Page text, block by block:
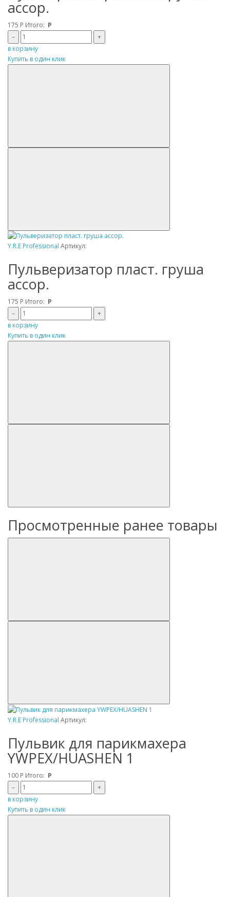
ассор.
175 Р Итого: Р
–
+
в корзину
Купить в один клик
Y.R.E Professional Артикул:
Пульверизатор пласт. груша
ассор.
175 Р Итого: Р
–
+
в корзину
Купить в один клик
Просмотренные ранее товары
Y.R.E Professional Артикул:
Пульвик для парикмахера
YWPEX/HUASHEN 1
100 Р Итого: Р
–
+
в корзину
Купить в один клик